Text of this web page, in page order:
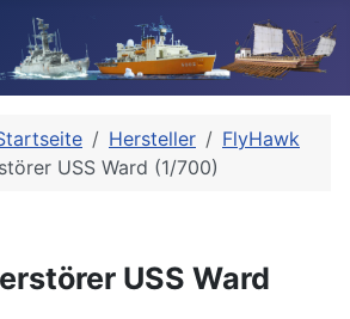
Hersteller
FlyHawk
USS Ward (1/700)
USS Ward